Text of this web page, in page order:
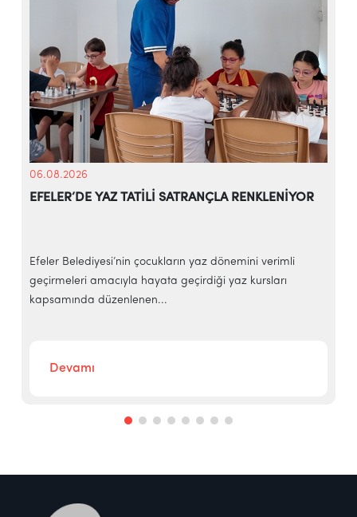
06.08.2026
EFELER’DE YAZ TATİLİ SATRANÇLA RENKLENİYOR
Efeler Belediyesi’nin çocukların yaz dönemini verimli
geçirmeleri amacıyla hayata geçirdiği yaz kursları
kapsamında düzenlenen...
Devamı